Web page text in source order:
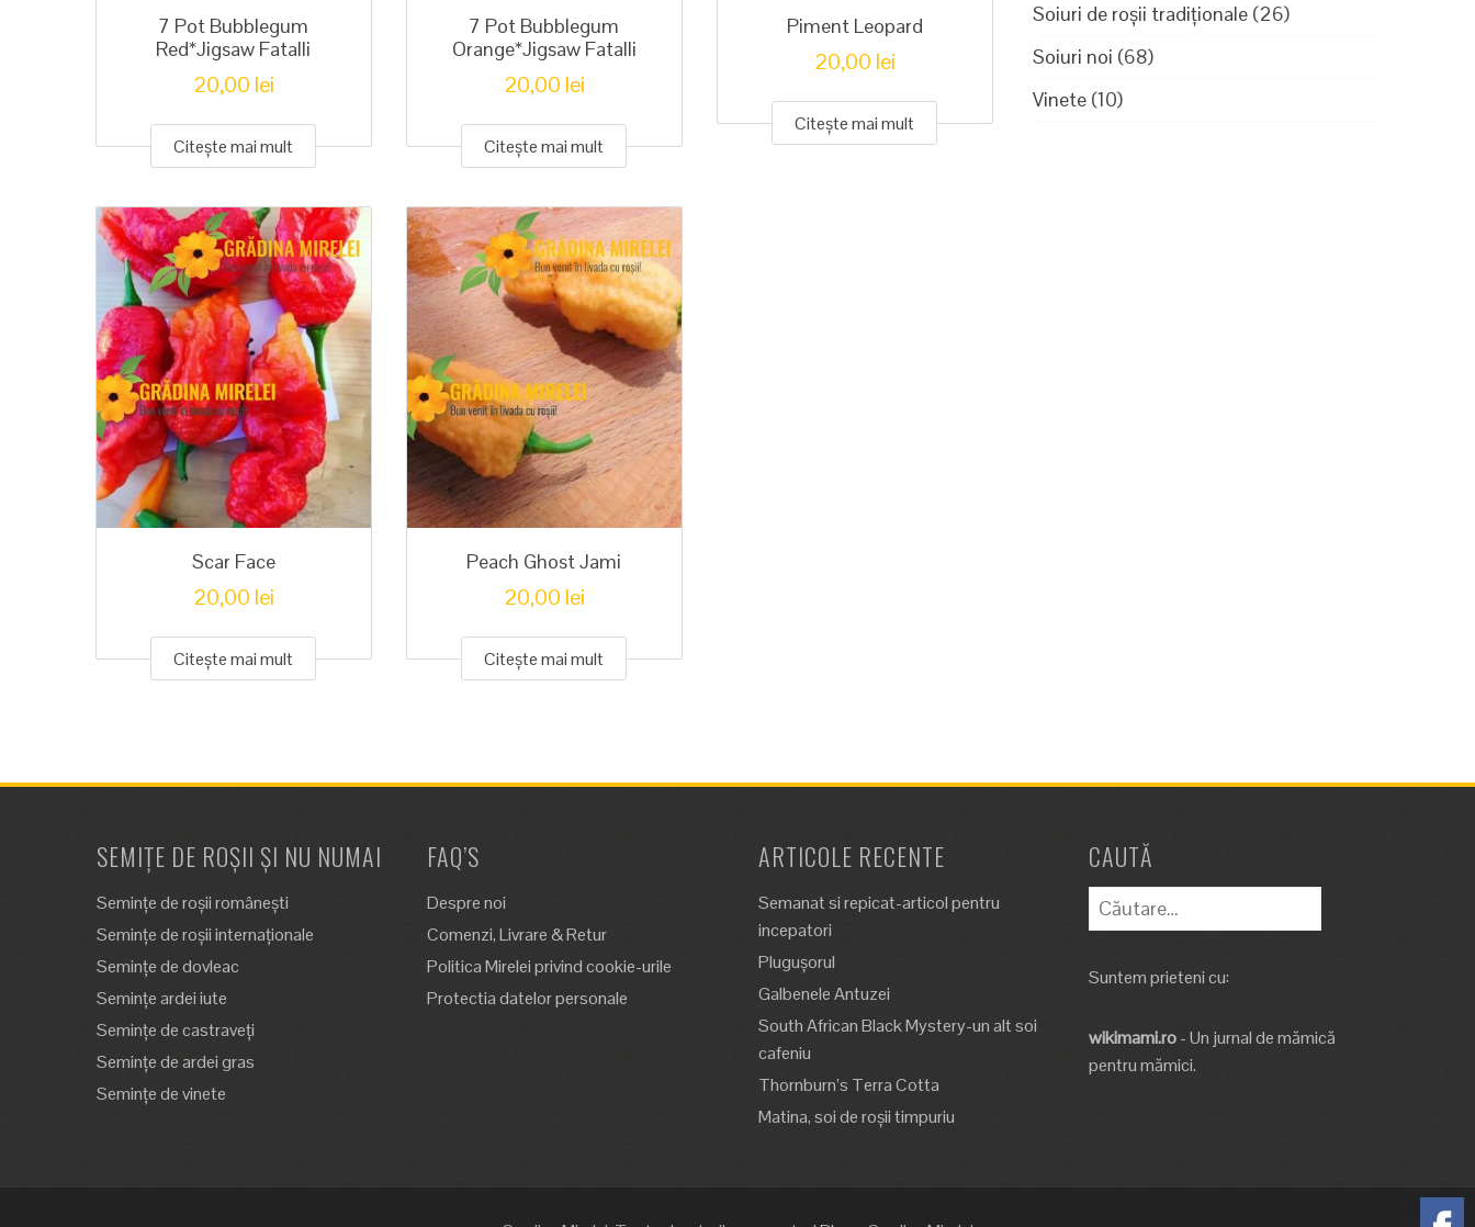
7 Pot Bubblegum
Red*Jigsaw Fatalli
20,00 lei
Citește mai mult
7 Pot Bubblegum
Orange*Jigsaw Fatalli
20,00 lei
Citește mai mult
Piment Leopard
20,00 lei
Citește mai mult
Scar Face
20,00 lei
Citește mai mult
Peach Ghost Jami
20,00 lei
Citește mai mult
Soiuri de roșii tradiționale (26)
Soiuri noi (68)
Vinete (10)
SEMIȚE DE ROȘII ȘI NU NUMAI
Semințe de roșii românești
Semințe de roșii internaționale
Semințe de dovleac
Semințe ardei iute
Semințe de castraveți
Semințe de ardei gras
Semințe de vinete
FAQ’S
Despre noi
Comenzi, Livrare & Retur
Politica Mirelei privind cookie-urile
Protectia datelor personale
ARTICOLE RECENTE
Semanat si repicat-articol pentru
incepatori
Plugușorul
Galbenele Antuzei
South African Black Mystery-un alt soi
cafeniu
Thornburn’s Terra Cotta
Matina, soi de roșii timpuriu
CAUTĂ
Caută
după:
Suntem prieteni cu:
wikimami.ro- Un jurnal de mămică
pentru mămici.